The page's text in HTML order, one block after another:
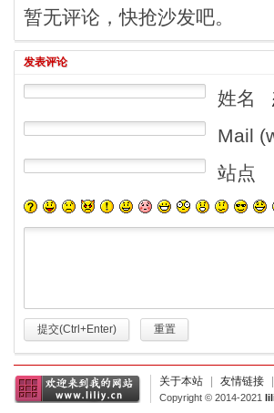
暂无评论，快抢沙发吧。
发表评论
姓名
Mail
站点
提交(Ctrl+Enter) 重置
关于本站 友情链接
Copyright © 2014-2021